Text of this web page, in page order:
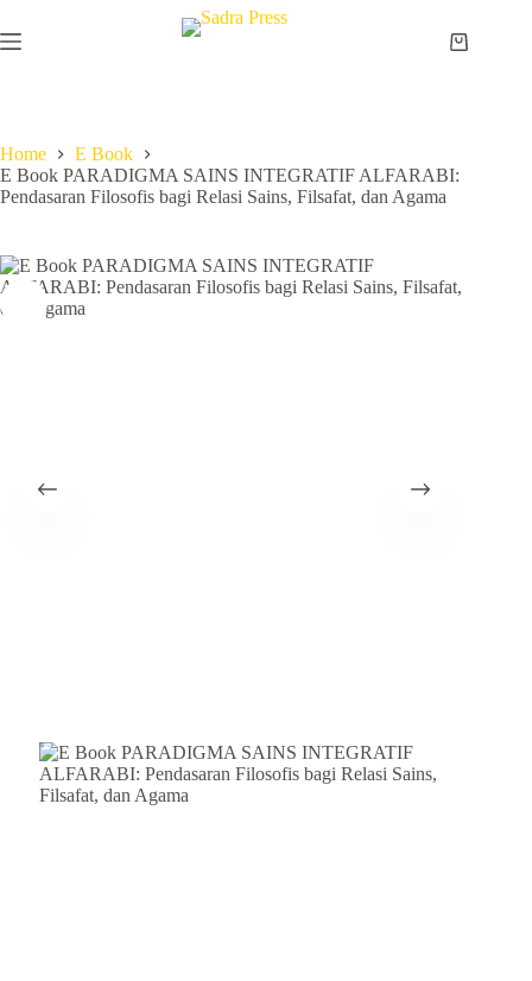
Home
E Book
E Book PARADIGMA SAINS INTEGRATIF ALFARABI:
Pendasaran Filosofis bagi Relasi Sains, Filsafat, dan Agama